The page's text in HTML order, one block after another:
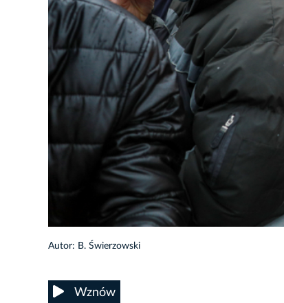
Autor: B. Świerzowski
Wznów